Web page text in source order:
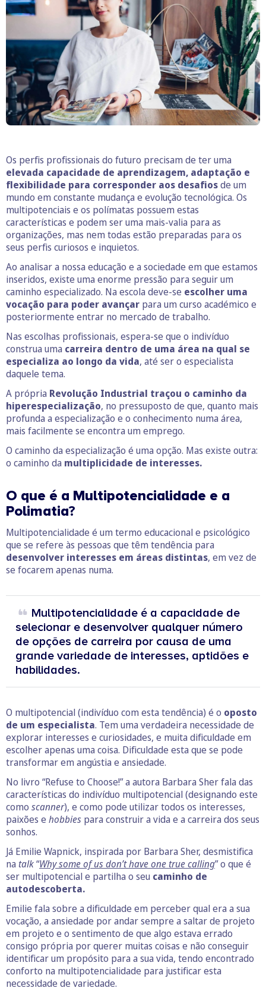
Os perfis profissionais do futuro precisam de ter uma
elevada capacidade de aprendizagem, adaptação e
flexibilidade para corresponder aos desafiosde um
mundo em constante mudança e evolução tecnológica. Os
multipotenciais e os polímatas possuem estas
características e podem ser uma mais-valia para as
organizações, mas nem todas estão preparadas para os
seus perfis curiosos e inquietos.
Ao analisar a nossa educação e a sociedade em que estamos
inseridos, existe uma enorme pressão para seguir um
caminho especializado. Na escola deve-se escolher uma
vocação para poder avançar para um curso académico e
posteriormente entrar no mercado de trabalho.
Nas escolhas profissionais, espera-se que o indivíduo
construa uma carreira dentro de uma área na qual se
especializa ao longo da vida, até ser o especialista
daquele tema.
A própria Revolução Industrial traçou o caminho da
hiperespecialização, no pressuposto de que, quanto mais
profunda a especialização e o conhecimento numa área,
mais facilmente se encontra um emprego.
O caminho da especialização é uma opção. Mas existe outra:
o caminho da multiplicidade de interesses.
O que é a Multipotencialidade e a
Polimatia?
Multipotencialidade é um termo educacional e psicológico
que se refere às pessoas que têm tendência para
desenvolver interesses em áreas distintas, em vez de
se focarem apenas numa.
Multipotencialidade é a capacidade de
selecionar e desenvolver qualquer número
de opções de carreira por causa de uma
grande variedade de interesses, aptidões e
habilidades.
O multipotencial (indivíduo com esta tendência) é o oposto
de um especialista. Tem uma verdadeira necessidade de
explorar interesses e curiosidades, e muita dificuldade em
escolher apenas uma coisa. Dificuldade esta que se pode
transformar em angústia e ansiedade.
No livro “Refuse to Choose!” a autora Barbara Sher fala das
características do indivíduo multipotencial (designando este
como scanner), e como pode utilizar todos os interesses,
paixões e hobbies para construir a vida e a carreira dos seus
sonhos.
Já Emilie Wapnick, inspirada por Barbara Sher, desmistifica
na talk“Why some of us don’t have one true calling” o que é
ser multipotencial e partilha o seu caminho de
autodescoberta.
Emilie fala sobre a dificuldade em perceber qual era a sua
vocação, a ansiedade por andar sempre a saltar de projeto
em projeto e o sentimento de que algo estava errado
consigo própria por querer muitas coisas e não conseguir
identificar um propósito para a sua vida, tendo encontrado
conforto na multipotencialidade para justificar esta
necessidade de variedade.